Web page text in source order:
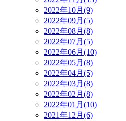
2022年10月(9)
2022年09月(5)
2022年08月(8)
2022年07月(5)
2022年06月(10)
2022年05月(8)
2022年04月(5)
2022年03月(8)
2022年02月(8)
2022年01月(10)
2021年12月(6)